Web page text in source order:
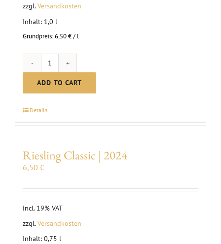
zzgl.Versandkosten
Inhalt: 1,0 l
Grundpreis:6,50€/ l
White
mulled
wine
ADD TO CART
Details
Riesling Classic | 2024
6,50 €
incl. 19% VAT
zzgl.Versandkosten
Inhalt: 0,75 l